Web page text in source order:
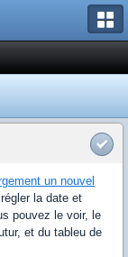
un nouvel
la date et
pouvez le voir, le
et du tableu de